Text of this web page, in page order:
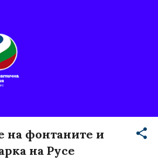
на фонтаните и
на Русе